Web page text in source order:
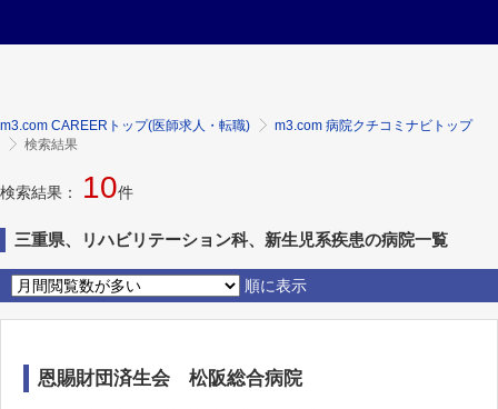
m3.com CAREERトップ(医師求人・転職)
m3.com 病院クチコミナビトップ
検索結果
検索結果： 10件
三重県、リハビリテーション科、新生児系疾患の病院一覧
順に表示
恩賜財団済生会 松阪総合病院